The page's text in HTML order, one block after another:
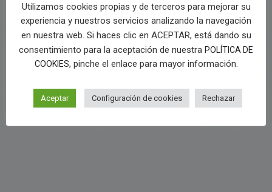
Utilizamos cookies propias y de terceros para mejorar su
experiencia y nuestros servicios analizando la navegación
en nuestra web. Si haces clic en ACEPTAR, está dando su
consentimiento para la aceptación de nuestra POLÍTICA DE
COOKIES, pinche el enlace para mayor información.
Aceptar Configuración de cookies Rechazar